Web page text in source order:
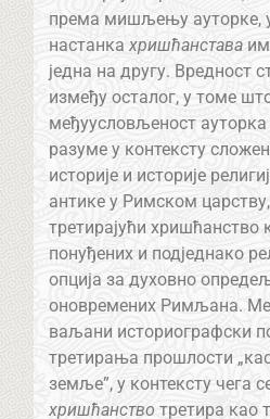
према мишљењу ауторке,
настанка хришћанстава
једна на другу. Вредност
између осталог, у томе
међуусловљеност ауторка
разуме у контексту
историје и историје
антике у Римском царству,
третирајући хришћанство
понуђених и подједнако
опција за духовно
оновремених Римљана.
ваљани историографски
третирања прошлости
земље”, у контексту чега
хришћанство третира као